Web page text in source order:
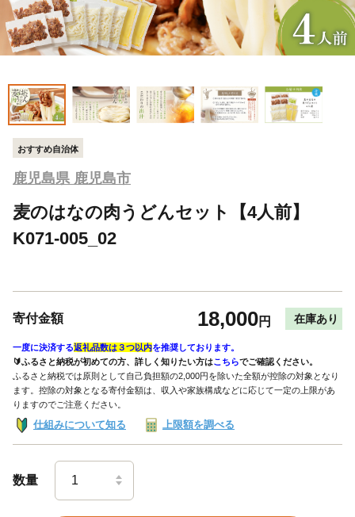
おすすめ自治体
鹿児島県 鹿児島市
麦のはなの肉うどんセット【4人前】
K071-005_02
寄付金額 18,000円 在庫あり
一度に決済する返礼品数は３つ以内を推奨しております。
🔰ふるさと納税が初めての方、詳しく知りたい方はこちらでご確認ください。
ふるさと納税では原則として自己負担額の2,000円を除いた全額が控除の対象となり
ます。控除の対象となる寄付金額は、収入や家族構成などに応じて一定の上限があ
りますのでご注意ください。
仕組みについて知る 上限額を調べる
数量